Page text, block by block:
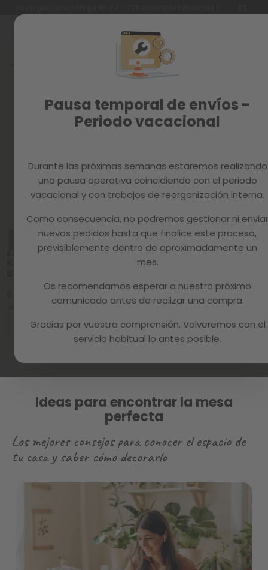
Pausa temporal de envíos -
Periodo vacacional
Durante las próximas semanas estaremos realizando
una pausa operativa coincidiendo con el periodo
vacacional y con trabajos de reorganización interna.
Como consecuencia, no podremos gestionar ni enviar
nuevos pedidos hasta que finalice este proceso,
previsiblemente dentro de aproximadamente un
mes.
Os recomendamos esperar a nuestro próximo
comunicado antes de realizar una compra.
Gracias por vuestra comprensión. Volveremos con el
servicio habitual lo antes posible.
Mesas funcionales para trabajar, comer y
disfrutar en casa
Ordenar por:
REACONDICIONADO
CATEGORÍA A
Escritorio
5(4)
Añadir al carrito
Ideas para encontrar la mesa
perfecta
Los mejores consejos para conocer el espacio de
tu casa y saber cómo decorarlo